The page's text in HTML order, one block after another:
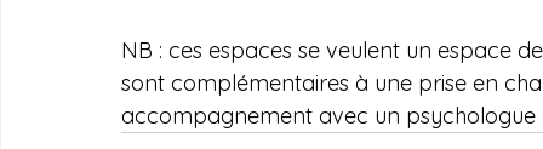
NB : ces espaces se veulent un espace
sont complémentaires à une prise en
accompagnement avec un